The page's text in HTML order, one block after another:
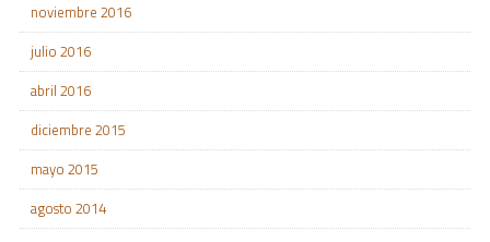
noviembre 2016
julio 2016
abril 2016
diciembre 2015
mayo 2015
agosto 2014